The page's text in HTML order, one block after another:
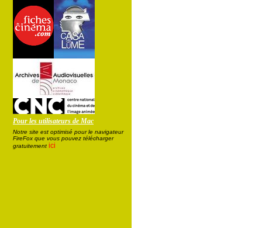
Pour les utilisateurs de Mac
Notre site est optimisé pour le navigateur
FireFox que vous pouvez télécharger
gratuitement ici